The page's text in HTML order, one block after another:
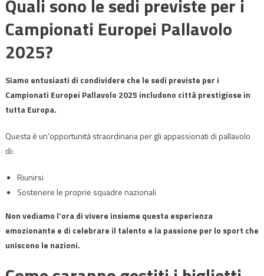
Quali sono le sedi previste per i
Campionati Europei Pallavolo
2025?
Siamo entusiasti di condividere che le sedi previste per i
Campionati Europei Pallavolo 2025 includono città prestigiose in
tutta Europa.
Questa è un’opportunità straordinaria per gli appassionati di pallavolo
di:
Riunirsi
Sostenere le proprie squadre nazionali
Non vediamo l’ora di vivere insieme questa esperienza
emozionante e di celebrare il talento e la passione per lo sport che
uniscono le nazioni.